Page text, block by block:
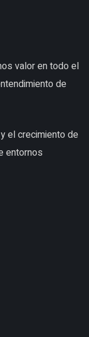
valor en todo el
de
el crecimiento de
entornos